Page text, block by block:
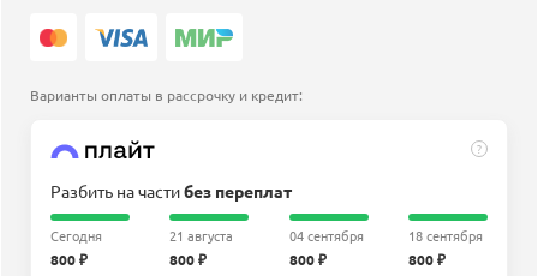
Варианты оплаты в рассрочку и кредит:
?
Разбить на частибез переплат
Сегодня
800 ₽
21 августа
800 ₽
04 сентября
800 ₽
18 сентября
800 ₽